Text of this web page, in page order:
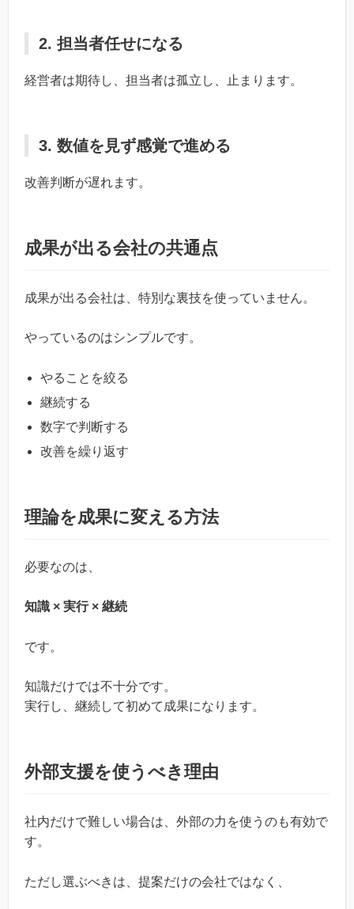
2. 担当者任せになる
経営者は期待し、担当者は孤立し、止まります。
3. 数値を見ず感覚で進める
改善判断が遅れます。
成果が出る会社の共通点
成果が出る会社は、特別な裏技を使っていません。
やっているのはシンプルです。
やることを絞る
継続する
数字で判断する
改善を繰り返す
理論を成果に変える方法
必要なのは、
知識 × 実行 × 継続
です。
知識だけでは不十分です。
実行し、継続して初めて成果になります。
外部支援を使うべき理由
社内だけで難しい場合は、外部の力を使うのも有効で
す。
ただし選ぶべきは、提案だけの会社ではなく、